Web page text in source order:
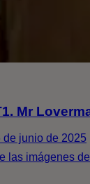
Mr
de junio de 2025
las imágenes